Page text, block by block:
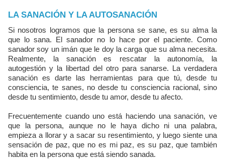
LA SANACIÓN Y LA AUTOSANACIÓN
Si nosotros logramos que la persona se sane, es su alma la
que lo sana. El sanador no lo hace por el paciente. Como
sanador soy un imán que le doy la carga que su alma necesita.
Realmente, la sanación es rescatar la autonomía, la
autogestión y la libertad del otro para sanarse. La verdadera
sanación es darte las herramientas para que tú, desde tu
consciencia, te sanes, no desde tu consciencia racional, sino
desde tu sentimiento, desde tu amor, desde tu afecto.
Frecuentemente cuando uno está haciendo una sanación, ve
que la persona, aunque no le haya dicho ni una palabra,
empieza a llorar y a sacar su resentimiento, y luego siente una
sensación de paz, que no es mi paz, es su paz, que también
habita en la persona que está siendo sanada.